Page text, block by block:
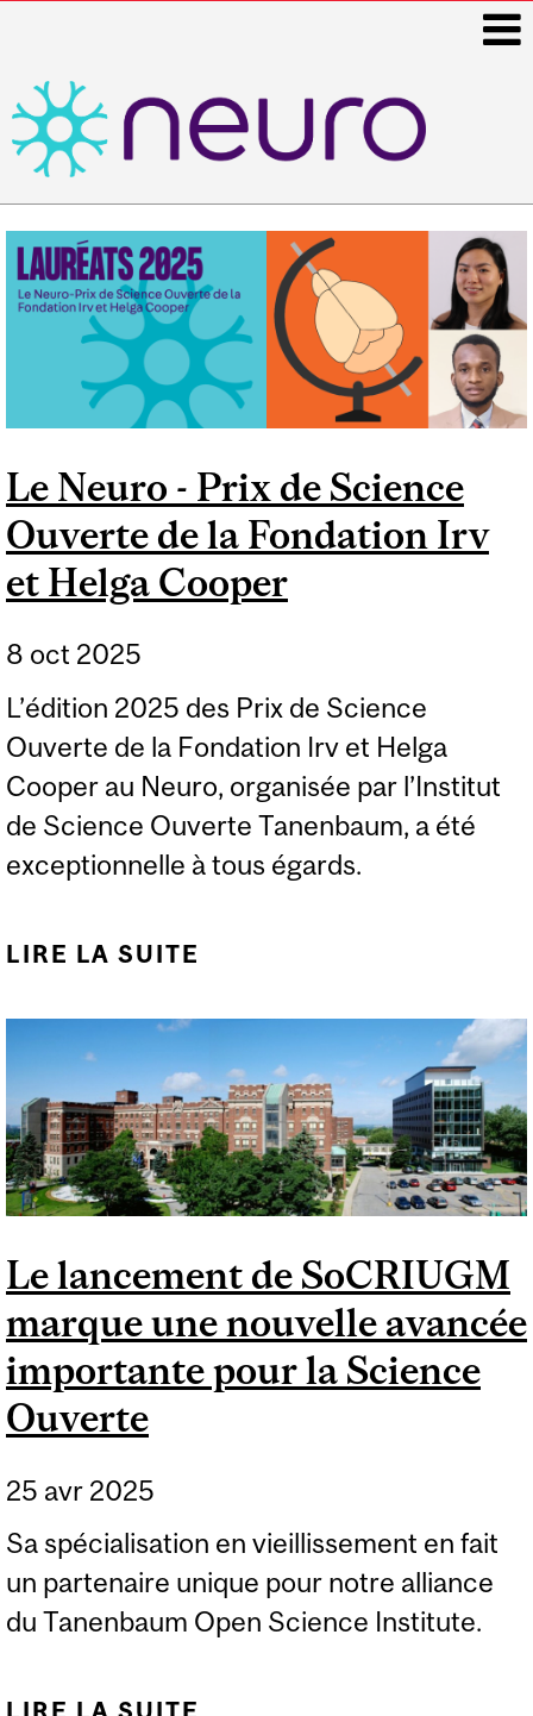
navigation
Le Neuro - Prix de Science
Ouverte de la Fondation Irv
et Helga Cooper
8 oct 2025
L’édition 2025 des Prix de Science
Ouverte de la Fondation Irv et Helga
Cooper au Neuro, organisée par l’Institut
de Science Ouverte Tanenbaum, a été
exceptionnelle à tous égards.
LIRE LA SUITE
LA FONDATION IRV ET
HELGA COOPER
Le lancement de SoCRIUGM
marque une nouvelle avancée
importante pour la Science
Ouverte
25 avr 2025
Sa spécialisation en vieillissement en fait
un partenaire unique pour notre alliance
du Tanenbaum Open Science Institute.